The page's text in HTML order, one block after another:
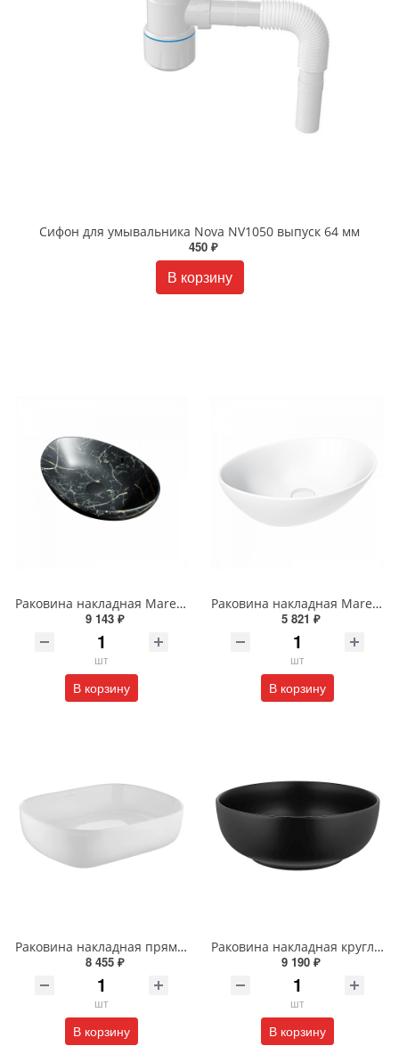
Сифон для умывальника Nova NV1050 выпуск 64 мм
450 ₽
В корзину
Раковина накладная Maretti Eleganza EN13NS48-560MR 59 см черная мраморная
9 143 ₽
шт
В корзину
Раковина накладная Maretti Eleganza EN13NS87-740 41 см белая
5 821 ₽
шт
В корзину
Раковина накладная прямоугольная Wonzon & Woghand TAHOE WW-RN41286-GW белая глянцевая
8 455 ₽
шт
В корзину
Раковина накладная круглая Wonzon & Woghand ERIE WW-RN4076-MB черная матовая
9 190 ₽
шт
В корзину